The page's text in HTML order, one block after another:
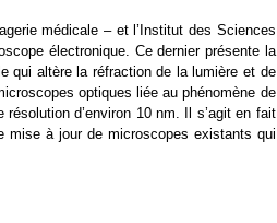
médicale – et l’Institut des Sciences
électronique. Ce dernier présente la
qui altère la réfraction de la lumière et de
optiques liée au phénomène de
d’environ 10 nm. Il s’agit en fait
mise à jour de microscopes existants qui